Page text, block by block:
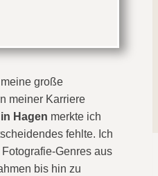
große
meiner Karriere
Hagen merkte ich
fehlte. Ich
Genres aus
bis hin zu